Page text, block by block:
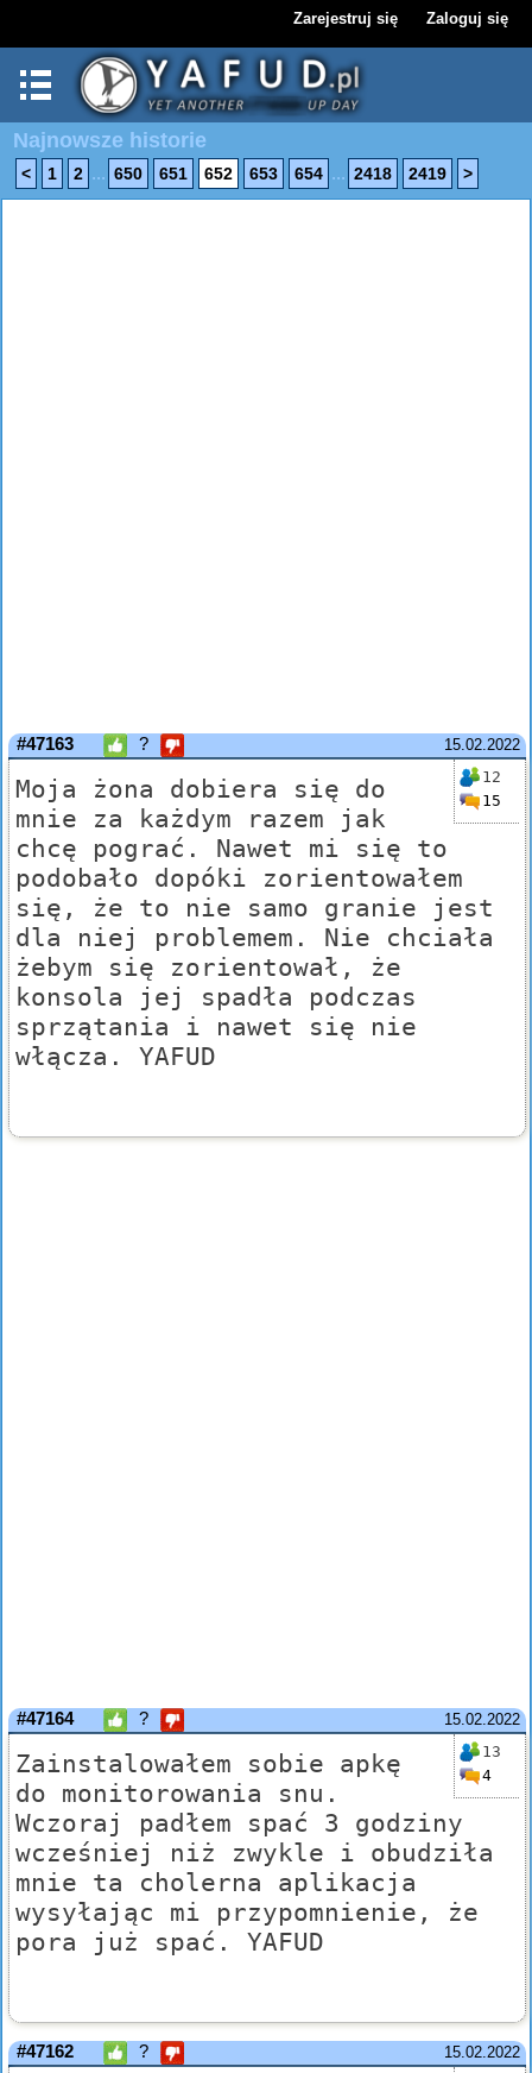
Zarejestruj się Zaloguj się
Najnowsze historie
< 1 2 ... 650 651 652 653 654 ... 2418 2419 >
15.02.2022
#47163 ?
12
15
Moja żona dobiera się do
mnie za każdym razem jak
chcę pograć. Nawet mi się to
podobało dopóki zorientowałem
się, że to nie samo granie jest
dla niej problemem. Nie chciała
żebym się zorientował, że
konsola jej spadła podczas
sprzątania i nawet się nie
włącza. YAFUD
15.02.2022
#47164 ?
13
4
Zainstalowałem sobie apkę
do monitorowania snu.
Wczoraj padłem spać 3 godziny
wcześniej niż zwykle i obudziła
mnie ta cholerna aplikacja
wysyłając mi przypomnienie, że
pora już spać. YAFUD
15.02.2022
#47162 ?